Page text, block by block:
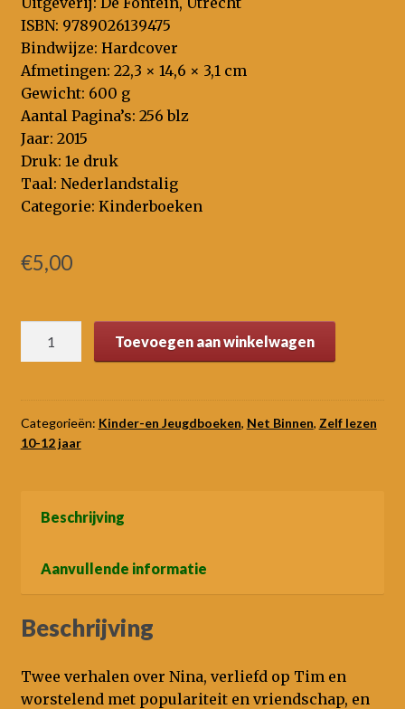
ISBN: 9789026139475
Bindwijze: Hardcover
Afmetingen: 22,3 × 14,6 × 3,1 cm
Gewicht: 600 g
Aantal Pagina’s: 256 blz
Jaar: 2015
Druk: 1e druk
Taal: Nederlandstalig
Categorie: Kinderboeken
€5,00
Beverly
aantal
Toevoegen aan winkelwagen
Categorieën: Kinder-en Jeugdboeken, Net Binnen, Zelf lezen
10-12 jaar
Beschrijving
Aanvullende informatie
Beschrijving
Twee verhalen over Nina, verliefd op Tim en
worstelend met populariteit en vriendschap, en